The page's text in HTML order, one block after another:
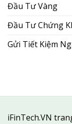
Đầu Tư Vàng
Đầu Tư Chứng
Gửi Tiết Kiệm
iFinTech.VN